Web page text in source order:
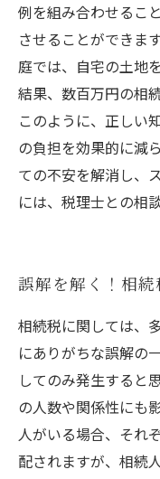
例を組み合わせるこ
させることができま
庭では、自宅の土地
結果、数百万円の相
このように、正しい
の負担を効果的に減
ての不安を解消し、
には、税理士との相
誤解を解く！相
相続税に関しては、
にありがちな誤解の
してのみ発生すると
の人数や関係性にも
人がいる場合、それ
配されますが、相続